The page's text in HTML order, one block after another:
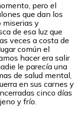
pero el
que dan los
miserias y
de esa luz que
veces a costa de
común el
hacer era salir
le parecía una
de salud mental,
en sus carnes y
cinco días
y frío.